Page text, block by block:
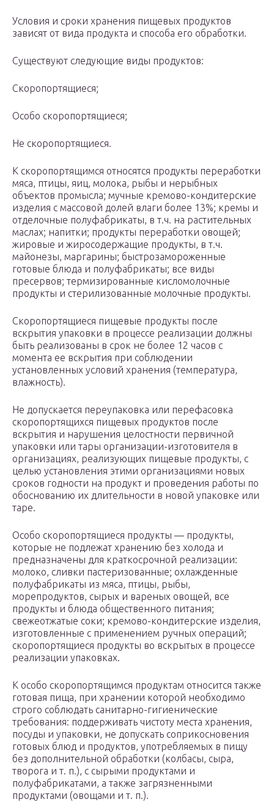
Условия и сроки хранения пищевых продуктов
зависят от вида продукта и способа его обработки.
Существуют следующие виды продуктов:
Скоропортящиеся;
Особо скоропортящиеся;
Не скоропортящиеся.
К скоропортящимся относятся продукты переработки
мяса, птицы, яиц, молока, рыбы и нерыбных
объектов промысла; мучные кремово-кондитерские
изделия с массовой долей влаги более 13%; кремы и
отделочные полуфабрикаты, в т.ч. на растительных
маслах; напитки; продукты переработки овощей;
жировые и жиросодержащие продукты, в т.ч.
майонезы, маргарины; быстрозамороженные
готовые блюда и полуфабрикаты; все виды
пресервов; термизированные кисломолочные
продукты и стерилизованные молочные продукты.
Скоропортящиеся пищевые продукты после
вскрытия упаковки в процессе реализации должны
быть реализованы в срок не более 12 часов с
момента ее вскрытия при соблюдении
установленных условий хранения (температура,
влажность).
Не допускается переупаковка или перефасовка
скоропортящихся пищевых продуктов после
вскрытия и нарушения целостности первичной
упаковки или тары организации-изготовителя в
организациях, реализующих пищевые продукты, с
целью установления этими организациями новых
сроков годности на продукт и проведения работы по
обоснованию их длительности в новой упаковке или
таре.
Особо скоропортящиеся продукты — продукты,
которые не подлежат хранению без холода и
предназначены для краткосрочной реализации:
молоко, сливки пастеризованные; охлажденные
полуфабрикаты из мяса, птицы, рыбы,
морепродуктов, сырых и вареных овощей, все
продукты и блюда общественного питания;
свежеотжатые соки; кремово-кондитерские изделия,
изготовленные с применением ручных операций;
скоропортящиеся продукты во вскрытых в процессе
реализации упаковках.
К особо скоропортящимся продуктам относится также
готовая пища, при хранении которой необходимо
строго соблюдать санитарно-гигиенические
требования: поддерживать чистоту места хранения,
посуды и упаковки, не допускать соприкосновения
готовых блюд и продуктов, употребляемых в пищу
без дополнительной обработки (колбасы, сыра,
творога и т. п.), с сырыми продуктами и
полуфабрикатами, а также загрязненными
продуктами (овощами и т. п.).